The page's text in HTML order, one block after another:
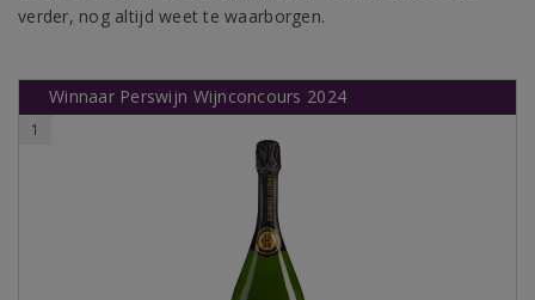
verder, nog altijd weet te waarborgen.
Winnaar Perswijn Wijnconcours 2024
1